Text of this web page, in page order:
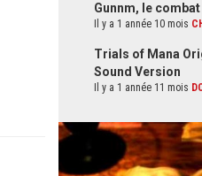
Gunnm, le combat
Il y a 1 année 10 mois
Trials of Mana
Sound Version
Il y a 1 année 11 mois